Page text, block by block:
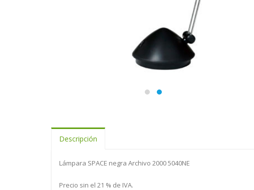
Descripción
Lámpara SPACE negra Archivo 2000 5040NE
Precio sin el 21 % de IVA.